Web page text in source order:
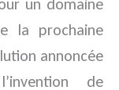
un domaine
la prochaine
annoncée
de